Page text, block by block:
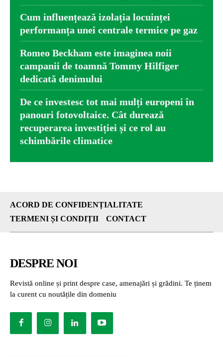
Cum influențează izolația locuinței
performanța unei centrale termice pe gaz
Romeo Beckham este imaginea noii
campanii de toamnă Tommy Hilfiger
dedicată denimului
De ce investesc tot mai mulți europeni în
panouri fotovoltaice. Cât durează
recuperarea investiției și ce rol au
schimbările climatice
ACORD DE CONFIDENȚIALITATE
TERMENI ȘI CONDIȚII
CONTACT
DESPRE NOI
Revistă online și print despre case, amenajări și grădini. Te ținem
la curent cu noutățile din domeniu